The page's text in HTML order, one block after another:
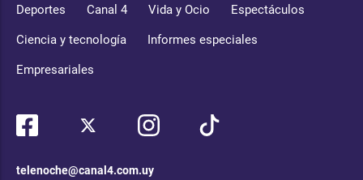
Deportes Canal 4 Vida y Ocio Espectáculos
Ciencia y tecnología Informes especiales
Empresariales
telenoche@canal4.com.uy